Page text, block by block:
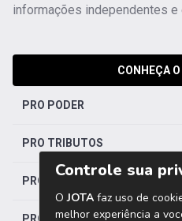
informações independentes
CONHEÇA
PRO PODER
PRO TRIBUTOS
PRO TRABALHISTA